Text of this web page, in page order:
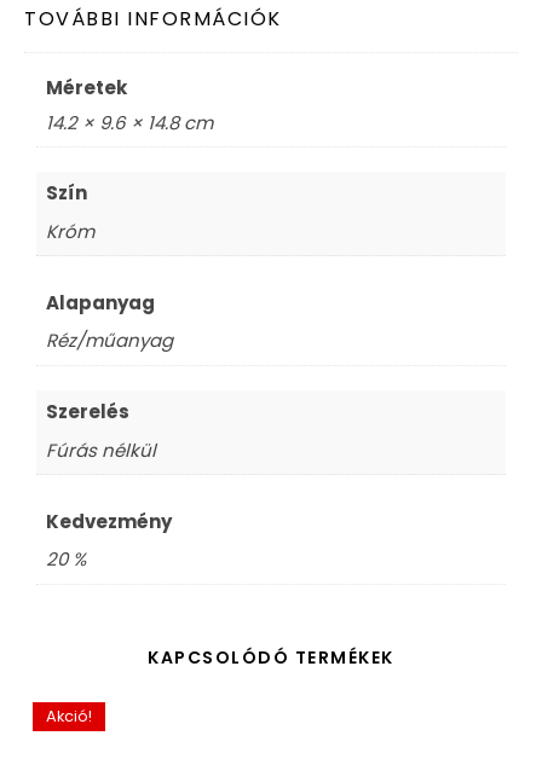
TOVÁBBI INFORMÁCIÓK
Méretek
14.2 × 9.6 × 14.8 cm
Szín
Króm
Alapanyag
Réz/műanyag
Szerelés
Fúrás nélkül
Kedvezmény
20 %
KAPCSOLÓDÓ TERMÉKEK
Akció!